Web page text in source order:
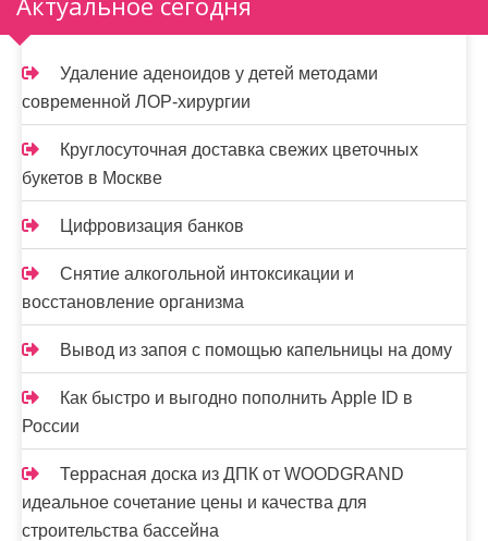
п
и
с
я
м
Удаление аденоидов у детей методами
современной ЛОР-хирургии
Круглосуточная доставка свежих цветочных
букетов в Москве
Цифровизация банков
Снятие алкогольной интоксикации и
восстановление организма
Вывод из запоя с помощью капельницы на дому
Как быстро и выгодно пополнить Apple ID в
России
Террасная доска из ДПК от WOODGRAND
идеальное сочетание цены и качества для
строительства бассейна